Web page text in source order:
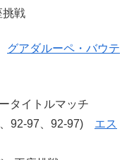
挑戦
グアダルーペ・バウテ
タイトルマッチ
92-97、92-97) エス